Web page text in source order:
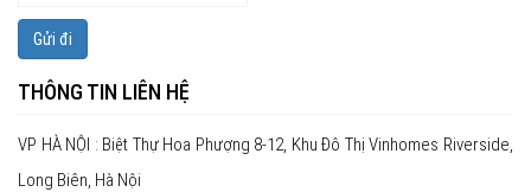
Gửi đi
THÔNG TIN LIÊN HỆ
VP HÀ NỘI : Biệt Thự Hoa Phượng 8-12, Khu Đô Thị Vinhomes Riverside,
Long Biên, Hà Nội